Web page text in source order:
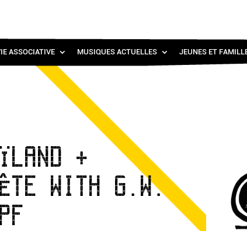
ASSOCIATIVE MUSIQUES ACTUELLES JEUNES ET
+
WITH G.W.